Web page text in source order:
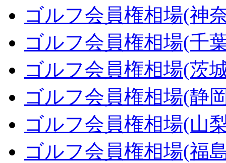
ゴルフ会員権相場(神
ゴルフ会員権相場(千
ゴルフ会員権相場(茨
ゴルフ会員権相場(静
ゴルフ会員権相場(山
ゴルフ会員権相場(福